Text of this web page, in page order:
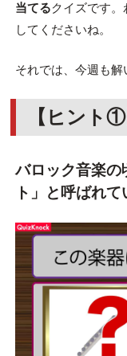
当てるクイズです
してくださいね。
それでは、今週も解
【ヒント①
バロック音楽の
ト」と呼ばれて